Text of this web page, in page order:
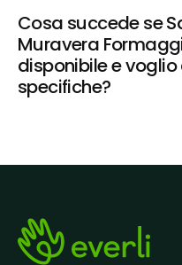
Cosa succede se
Muravera
disponibile e
specifiche?